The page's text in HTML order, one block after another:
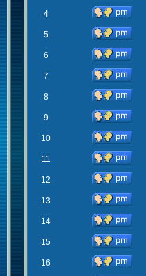
4
5
6
7
8
9
10
11
12
13
14
15
16